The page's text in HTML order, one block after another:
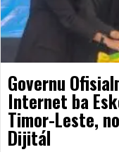
Governu
Internet ba
Timor-Leste,
Dijitál